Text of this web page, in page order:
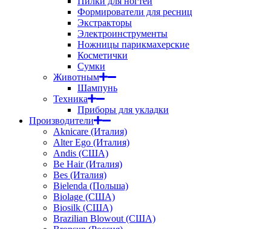
Формирователи для ресниц
Экстракторы
Электроинструменты
Ножницы парикмахерские
Косметички
Сумки
Животным
Шампунь
Техника
Приборы для укладки
Производители
Aknicare (Италия)
Alter Ego (Италия)
Andis (США)
Be Hair (Италия)
Bes (Италия)
Bielenda (Польша)
Biolage (США)
Biosilk (США)
Brazilian Blowout (США)